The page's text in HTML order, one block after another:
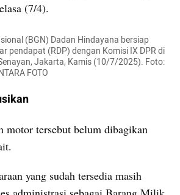
(7/4).
(BGN) Dadan Hindayana bersiap
pendapat (RDP) dengan Komisi IX DPR di
Jakarta, Kamis (10/7/2025). Foto:
FOTO
motor tersebut belum dibagikan
yang sudah tersedia masih